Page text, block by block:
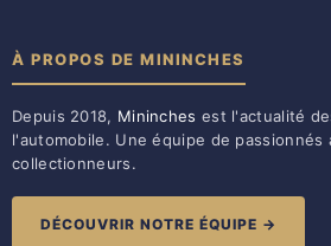
À PROPOS DE MININCHES
Depuis 2018, Mininches est l'actualité
l'automobile. Une équipe de passionnés
collectionneurs.
DÉCOUVRIR NOTRE ÉQUIPE →